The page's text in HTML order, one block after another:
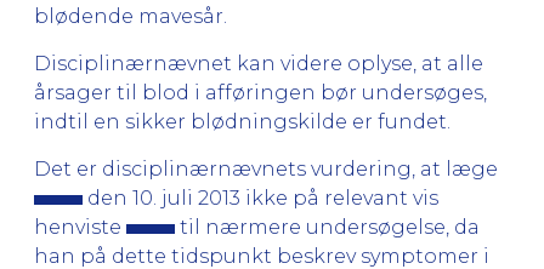
blødende mavesår.
Disciplinærnævnet kan videre oplyse, at alle
årsager til blod i afføringen bør undersøges,
indtil en sikker blødningskilde er fundet.
Det er disciplinærnævnets vurdering, at læge
den 10. juli 2013 ikke på relevant vis
henviste
til nærmere undersøgelse, da
han på dette tidspunkt beskrev symptomer i